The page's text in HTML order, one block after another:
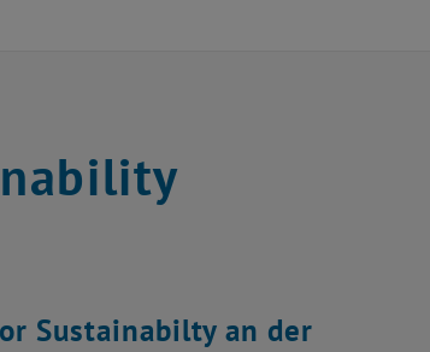
Sustainabilty an der